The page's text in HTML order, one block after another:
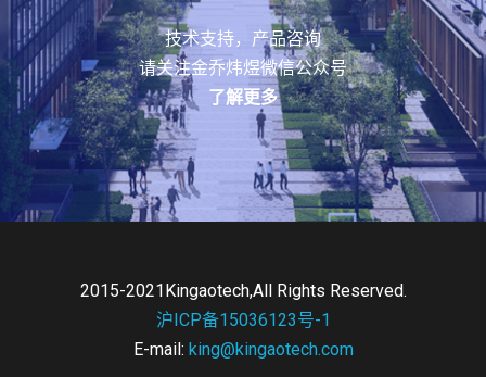
技术支持，产品咨询
请关注金乔炜煜微信公众号
了解更多
2015-2021Kingaotech,All Rights Reserved.
沪ICP备15036123号-1
E-mail: king@kingaotech.com